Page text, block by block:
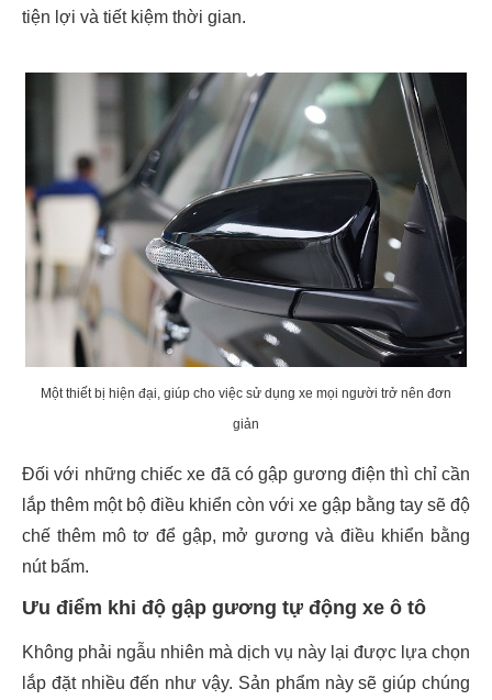
tiện lợi và tiết kiệm thời gian.
Một thiết bị hiện đại, giúp cho việc sử dụng xe mọi người trở nên đơn
giản
Đối với những chiếc xe đã có gập gương điện thì chỉ cần
lắp thêm một bộ điều khiển còn với xe gập bằng tay sẽ độ
chế thêm mô tơ để gập, mở gương và điều khiển bằng
nút bấm.
Ưu điểm khi độ gập gương tự động xe ô tô
Không phải ngẫu nhiên mà dịch vụ này lại được lựa chọn
lắp đặt nhiều đến như vậy. Sản phẩm này sẽ giúp chúng